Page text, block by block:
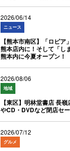
2026/06/14
ニュース
【熊本市南区】「ロピ
熊本店内に！そして「し
熊本内に今夏オープン！
2026/08/06
地域
【東区】明林堂書店 長
やCD・DVDなど閉店セ
2026/07/12
グルメ